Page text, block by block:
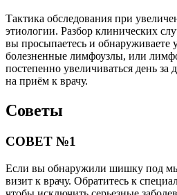
Тактика обследования при
этиологии. Разбор клинических
вы просыпаетесь и обнаруживаете
болезненные лимфоузлы, или
постепенно увеличиваться день за
на приём к врачу.
Советы
СОВЕТ №1
Если вы обнаружили шишку под
визит к врачу. Обратитесь к